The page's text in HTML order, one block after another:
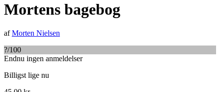
Mortens bagebog
afMorten Nielsen
?/100
Endnu ingen anmeldelser
Billigst lige nu